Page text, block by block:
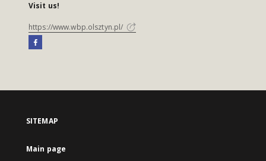
Visit us!
https://www.wbp.olsztyn.pl/
SITEMAP
Main page